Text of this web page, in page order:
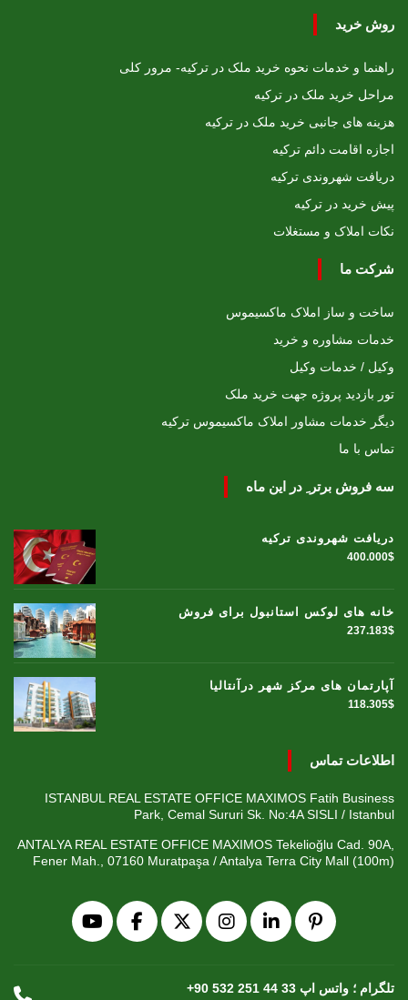
روش خرید
راهنما و خدمات نحوه خرید ملک در ترکیه- مرور کلی
مراحل خرید ملک در ترکیه
هزینه های جانبی خرید ملک در ترکیه
اجازه اقامت دائم ترکیه
دریافت شهروندی ترکیه
پیش خرید در ترکیه
نکات املاک و مستغلات
شرکت ما
ساخت و ساز املاک ماکسیموس
خدمات مشاوره و خرید
وکیل / خدمات وکیل
تور بازدید پروژه جهت خرید ملک
دیگر خدمات مشاور املاک ماکسیموس ترکیه
تماس با ما
سه فروش برتر ِ در این ماه
دریافت شهروندی ترکیه
400.000$
خانه های لوکس استانبول برای فروش
237.183$
آپارتمان های مرکز شهر درآنتالیا
118.305$
اطلاعات تماس
ISTANBUL REAL ESTATE OFFICE MAXIMOS Fatih Business
Park, Cemal Sururi Sk. No:4A SISLI / Istanbul
ANTALYA REAL ESTATE OFFICE MAXIMOS Tekelioğlu Cad. 90A,
Fener Mah., 07160 Muratpaşa / Antalya Terra City Mall (100m)
+90 532 251 44 33 تلگرام ؛ واتس اپ